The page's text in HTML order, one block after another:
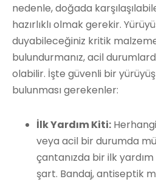
nedenle, doğada
hazırlıklı olmak gerekir.
duyabileceğiniz kritik
bulundurmanız, acil
olabilir. İşte güvenli bir
bulunması gerekenler:
İlk Yardım Kiti:
veya acil bir durumda
çantanızda bir ilk
şart. Bandaj, antiseptik